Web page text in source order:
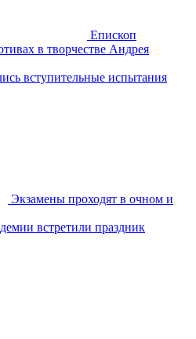
Епископ
в творчестве Андрея
вступительные испытания
Экзамены проходят в очном и
встретили праздник